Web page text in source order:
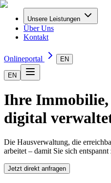
Unsere Leistungen
Über Uns
Kontakt
Onlineportal EN
EN
Ihre Immobilie,
digital
Die Hausverwaltung, die
arbeitet – damit Sie sich
Jetzt direkt anfragen